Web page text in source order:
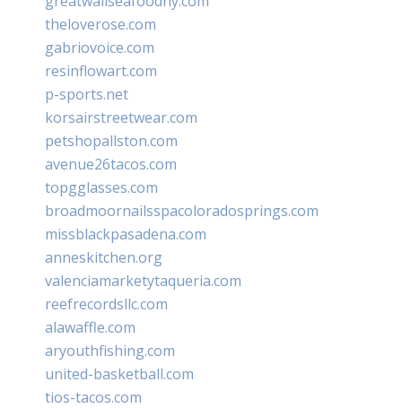
theloverose.com
gabriovoice.com
resinflowart.com
p-sports.net
korsairstreetwear.com
petshopallston.com
avenue26tacos.com
topgglasses.com
broadmoornailsspacoloradosprings.com
missblackpasadena.com
anneskitchen.org
valenciamarketytaqueria.com
reefrecordsllc.com
alawaffle.com
aryouthfishing.com
united-basketball.com
tios-tacos.com